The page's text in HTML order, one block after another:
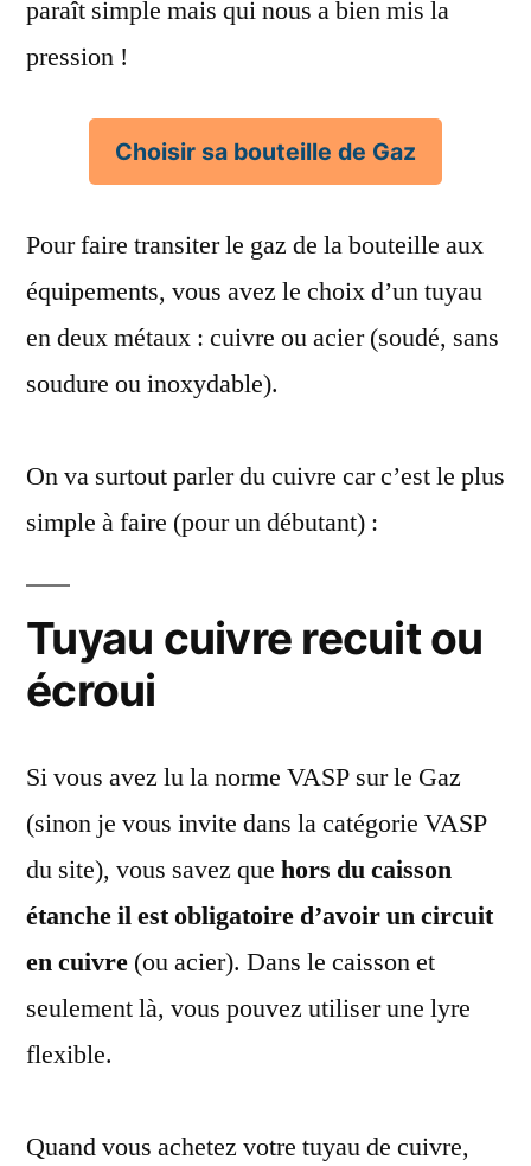
paraît simple mais qui nous a bien mis la
pression !
Choisir sa bouteille de Gaz
Pour faire transiter le gaz de la bouteille aux
équipements, vous avez le choix d’un tuyau
en deux métaux : cuivre ou acier (soudé, sans
soudure ou inoxydable).
On va surtout parler du cuivre car c’est le plus
simple à faire (pour un débutant) :
Tuyau cuivre recuit ou
écroui
Si vous avez lu la norme VASP sur le Gaz
(sinon je vous invite dans la catégorie VASP
du site), vous savez que hors du caisson
étanche il est obligatoire d’avoir un circuit
en cuivre (ou acier). Dans le caisson et
seulement là, vous pouvez utiliser une lyre
flexible.
Quand vous achetez votre tuyau de cuivre,